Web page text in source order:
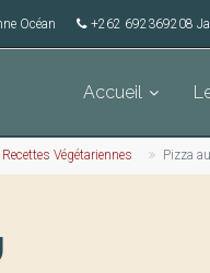
Océan +262 692369208
Accueil
Recettes Végétariennes Pizza